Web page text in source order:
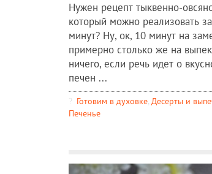
Нужен рецепт тыквенно-
который можно реализовать
минут? Ну, ок, 10 минут на
примерно столько же на
ничего, если речь идет о
печен ...
Готовим в духовке, Десерты и
Печенье